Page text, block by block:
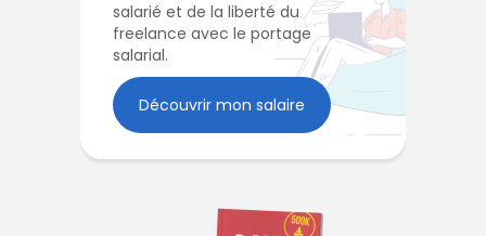
salarié et de la liberté du
freelance avec le portage
salarial.
Découvrir mon salaire